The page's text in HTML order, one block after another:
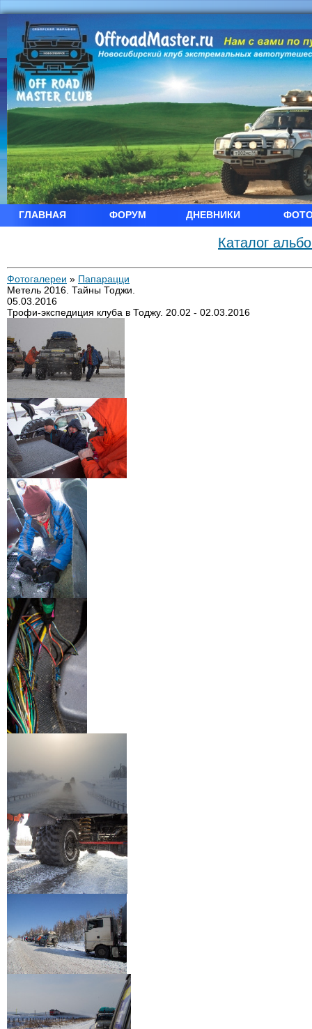
ГЛАВНАЯ ФОРУМ ДНЕВНИКИ
Каталог
Фотогалереи » Папарацци
Метель 2016. Тайны Тоджи.
05.03.2016
Трофи-экспедиция клуба в Тоджу. 20.02 - 02.03.2016